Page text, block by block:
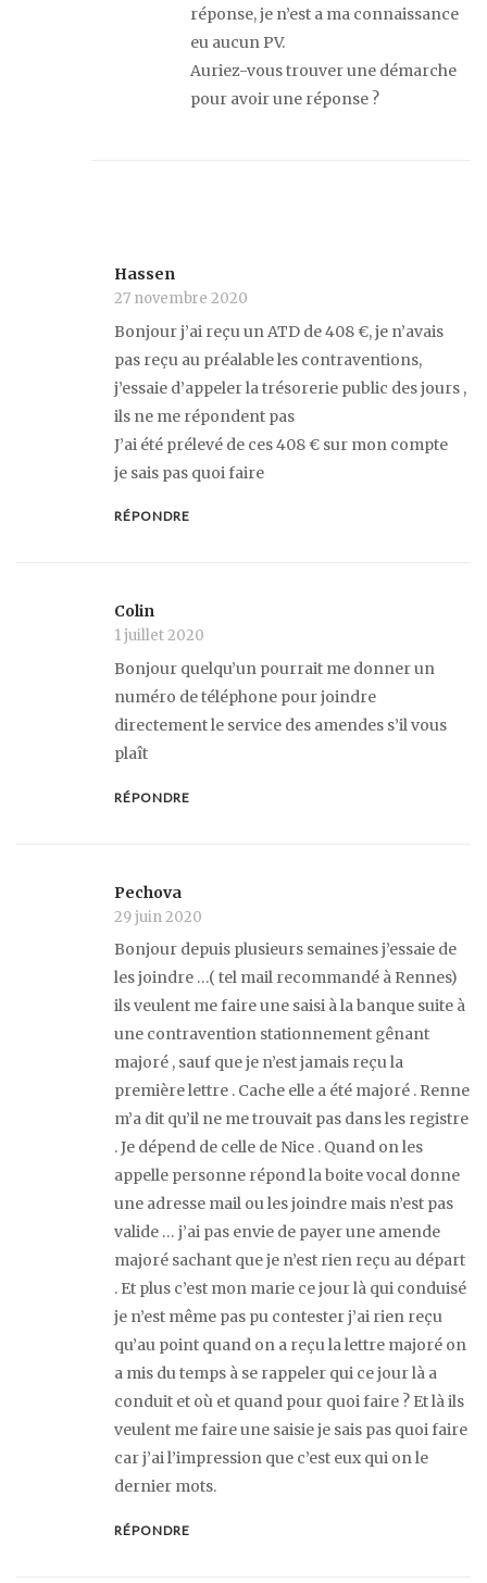
réponse, je n’est a ma connaissance
eu aucun PV.
Auriez-vous trouver une démarche
pour avoir une réponse ?
Hassen
27 novembre 2020
Bonjour j’ai reçu un ATD de 408 €, je n’avais
pas reçu au préalable les contraventions,
j’essaie d’appeler la trésorerie public des jours ,
ils ne me répondent pas
J’ai été prélevé de ces 408 € sur mon compte
je sais pas quoi faire
RÉPONDRE
Colin
1 juillet 2020
Bonjour quelqu’un pourrait me donner un
numéro de téléphone pour joindre
directement le service des amendes s’il vous
plaît
RÉPONDRE
Pechova
29 juin 2020
Bonjour depuis plusieurs semaines j’essaie de
les joindre …( tel mail recommandé à Rennes)
ils veulent me faire une saisi à la banque suite à
une contravention stationnement gênant
majoré , sauf que je n’est jamais reçu la
première lettre . Cache elle a été majoré . Renne
m’a dit qu’il ne me trouvait pas dans les registre
. Je dépend de celle de Nice . Quand on les
appelle personne répond la boite vocal donne
une adresse mail ou les joindre mais n’est pas
valide … j’ai pas envie de payer une amende
majoré sachant que je n’est rien reçu au départ
. Et plus c’est mon marie ce jour là qui conduisé
je n’est même pas pu contester j’ai rien reçu
qu’au point quand on a reçu la lettre majoré on
a mis du temps à se rappeler qui ce jour là a
conduit et où et quand pour quoi faire ? Et là ils
veulent me faire une saisie je sais pas quoi faire
car j’ai l’impression que c’est eux qui on le
dernier mots.
RÉPONDRE